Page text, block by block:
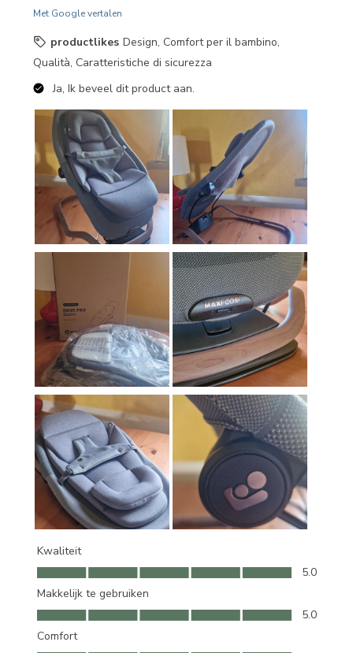
Met Google vertalen
productlikes Design, Comfort per il bambino,
Qualità, Caratteristiche di sicurezza
Ja, Ik beveel dit product aan.
Kwaliteit
Kwaliteit, 5.0 van 5
5.0
Makkelijk te gebruiken
Makkelijk te gebruiken, 5.0 van 5
5.0
Comfort